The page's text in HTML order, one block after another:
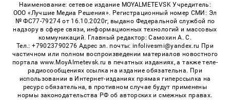
Наименование: сетевое издание MOYALMETEVSK Учредитель:
ООО «Лучшие Медиа Решения». Регистрационный номер СМИ: Эл
№ ФС77-79274 от 16.10.2020г, выдано Федеральной службой по
надзору в сфере связи, информационных технологий и массовых
коммуникаций. Главный редактор: Самохин А. С.
Тел.: +79023790276 Адрес эл. почты: infolivesmi@yandex.ru При
частичном или полном воспроизведении материалов новостного
портала www.MoyAlmetevsk.ru в печатных изданиях, а также теле-
радиосообщениях ссылка на издание обязательна. При
использовании в Интернет-изданиях прямая гиперссылка на
ресурс обязательна, в противном случае будут применены
нормы законодательства РФ об авторских и смежных правах.